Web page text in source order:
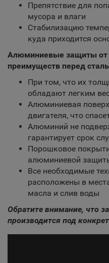
Препятствие для
мусора и влаги
Стабилизацию
куда приходится
Алюминиевые защиты от
преимуществ перед
При том, что их
обладают легким
Алюминиевая
двигателя, что
Алюминий не
гарантирует срок
Порошковое
алюминиевой
Все необходимые
расположены в
масла и слив воды
Обратите внимание, что
производится под